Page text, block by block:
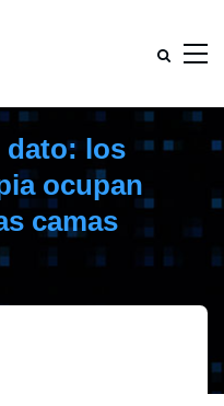
dato: los
ocupan
camas